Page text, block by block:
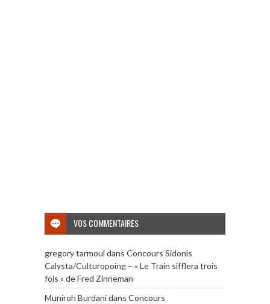
VOS COMMENTAIRES
gregory tarmoul dans Concours Sidonis
Calysta/Culturopoing – « Le Train sifflera trois
fois » de Fred Zinneman
Muniroh Burdanidans Concours